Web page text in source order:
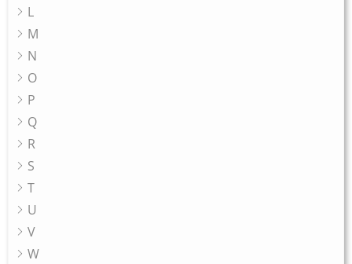
L
M
N
O
P
Q
R
S
T
U
V
W